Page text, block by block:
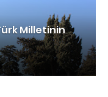
Milletinin